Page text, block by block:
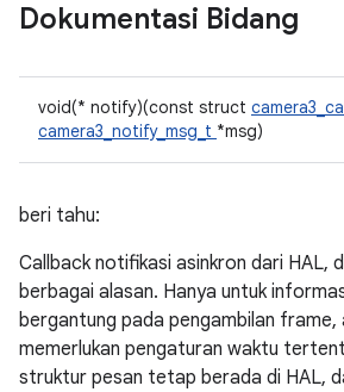
Dokumentasi Bidang
void(* notify)(const struct
camera3_notify_msg_t *msg)
beri tahu:
Callback notifikasi asinkron dari HAL,
berbagai alasan. Hanya untuk
bergantung pada pengambilan frame,
memerlukan pengaturan waktu
struktur pesan tetap berada di HAL,